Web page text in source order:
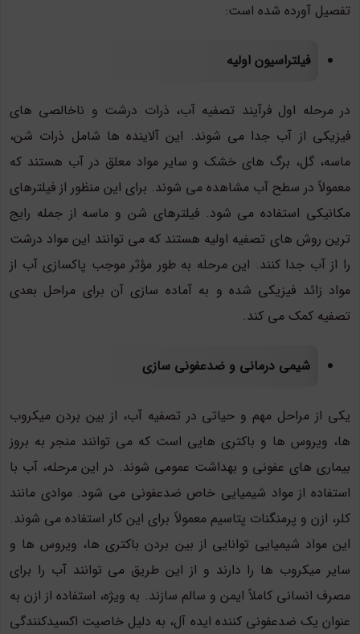
تفصیل آورده شده است:
فیلتراسیون اولیه
در مرحله اول فرآیند تصفیه آب، ذرات درشت و ناخالصی های
فیزیکی از آب جدا می شوند. این آلاینده ها شامل ذرات شن،
ماسه، گل، برگ های خشک و سایر مواد معلق در آب هستند که
معمولاً در سطح آب مشاهده می شوند. برای این منظور از فیلترهای
مکانیکی استفاده می شود. فیلترهای شن و ماسه از جمله رایج
ترین روش های تصفیه اولیه هستند که می توانند این مواد درشت
را از آب جدا کنند. این مرحله به طور مؤثر موجب پاکسازی آب از
مواد زائد فیزیکی شده و به آماده سازی آن برای مراحل بعدی
تصفیه کمک می کند.
شیمی درمانی و ضدعفونی سازی
یکی از مراحل مهم و حیاتی در تصفیه آب، از بین بردن میکروب
ها، ویروس ها و باکتری هایی است که می توانند منجر به بروز
بیماری های عفونی و بهداشت عمومی شوند. در این مرحله، آب با
استفاده از مواد شیمیایی خاص ضدعفونی می شود. موادی مانند
کلر، ازن و پرمنگنات پتاسیم معمولاً برای این کار استفاده می شوند.
این مواد شیمیایی توانایی از بین بردن باکتری ها، ویروس ها و
سایر میکروب ها را دارند و از این طریق می توانند آب را برای
مصرف انسانی کاملاً ایمن و سالم سازند. به ویژه، استفاده از ازن به
عنوان یک ضدعفونی کننده ایده آل، به دلیل خاصیت اکسیدکنندگی